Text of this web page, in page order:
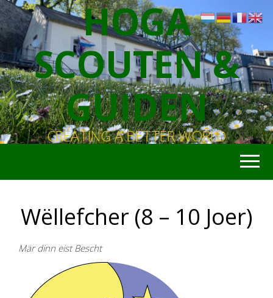
HOGA
SCOUTEN &
GUIDEN
CREATING A BETTER WORLD
Wëllefcher (8 – 10 Joer)
Mär dinn eist Bescht